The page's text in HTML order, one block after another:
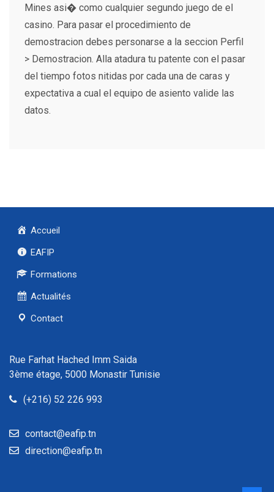
Mines asi� como cualquier segundo juego de el
casino. Para pasar el procedimiento de
demostracion debes personarse a la seccion Perfil
> Demostracion. Alla atadura tu patente con el pasar
del tiempo fotos nitidas por cada una de caras y
expectativa a cual el equipo de asiento valide las
datos.
Accueil
EAFIP
Formations
Actualités
Contact
Rue Farhat Hached Imm Saida
3ème étage, 5000 Monastir Tunisie
(+216) 52 226 993
contact@eafip.tn
direction@eafip.tn